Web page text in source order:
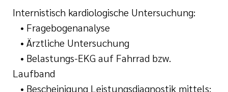
Internistisch kardiologische Untersuchung:
• Fragebogenanalyse
• Ärztliche Untersuchung
• Belastungs-EKG auf Fahrrad bzw.
Laufband
• Bescheinigung Leistungsdiagnostik mittels: